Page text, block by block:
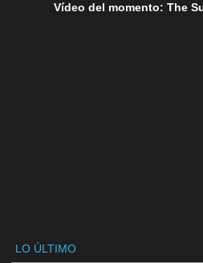
Vídeo del momento: The
LO ÚLTIMO